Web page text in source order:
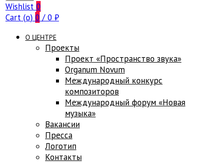
Wishlist 0
Cart (o) 0 / 0 ₽
О ЦЕНТРЕ
Проекты
Проект «Пространство звука»
Оrganum Novum
Международный конкурс
композиторов
Международный форум «Новая
музыка»
Вакансии
Пресса
Логотип
Контакты